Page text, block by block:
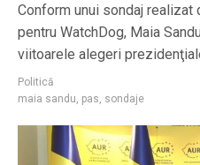
Conform unui sondaj realizat
pentru WatchDog, Maia
viitoarele alegeri
Politică
maia sandu, pas, sondaje